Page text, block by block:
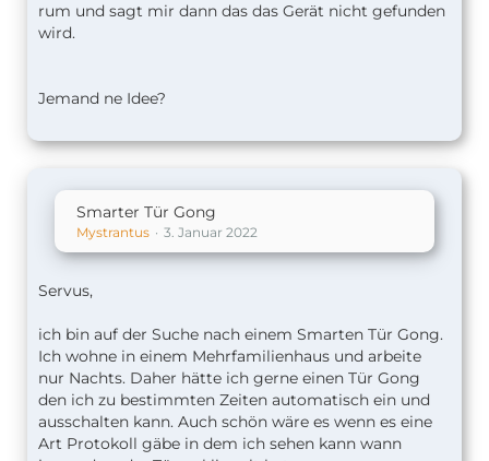
rum und sagt mir dann das das Gerät nicht gefunden
wird.
Jemand ne Idee?
Smarter Tür Gong
Mystrantus 3. Januar 2022
Servus,
ich bin auf der Suche nach einem Smarten Tür Gong.
Ich wohne in einem Mehrfamilienhaus und arbeite
nur Nachts. Daher hätte ich gerne einen Tür Gong
den ich zu bestimmten Zeiten automatisch ein und
ausschalten kann. Auch schön wäre es wenn es eine
Art Protokoll gäbe in dem ich sehen kann wann